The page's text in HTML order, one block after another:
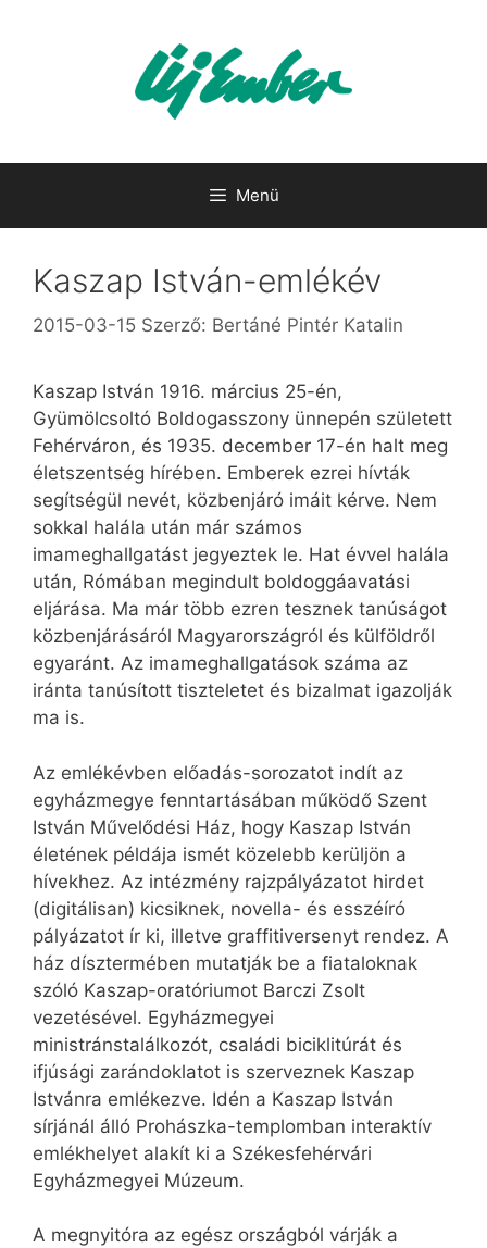
Menü
Kaszap István-emlékév
2015-03-15 Szerző: Bertáné Pintér Katalin
Kaszap István 1916. március 25-én,
Gyümölcsoltó Boldogasszony ünnepén született
Fehérváron, és 1935. december 17-én halt meg
életszentség hírében. Emberek ezrei hívták
segítségül nevét, közbenjáró imáit kérve. Nem
sokkal halála után már számos
imameghallgatást jegyeztek le. Hat évvel halála
után, Rómában megindult boldoggáavatási
eljárása. Ma már több ezren tesznek tanúságot
közbenjárásáról Magyarországról és külföldről
egyaránt. Az imameghallgatások száma az
iránta tanúsított tiszteletet és bizalmat igazolják
ma is.
Az emlékévben előadás-sorozatot indít az
egyházmegye fenntartásában működő Szent
István Művelődési Ház, hogy Kaszap István
életének példája ismét közelebb kerüljön a
hívekhez. Az intézmény rajzpályázatot hirdet
(digitálisan) kicsiknek, novella- és esszéíró
pályázatot ír ki, illetve graffitiversenyt rendez. A
ház dísztermében mutatják be a fiataloknak
szóló Kaszap-oratóriumot Barczi Zsolt
vezetésével. Egyházmegyei
ministránstalálkozót, családi biciklitúrát és
ifjúsági zarándoklatot is szerveznek Kaszap
Istvánra emlékezve. Idén a Kaszap István
sírjánál álló Prohászka-templomban interaktív
emlékhelyet alakít ki a Székesfehérvári
Egyházmegyei Múzeum.
A megnyitóra az egész országból várják a